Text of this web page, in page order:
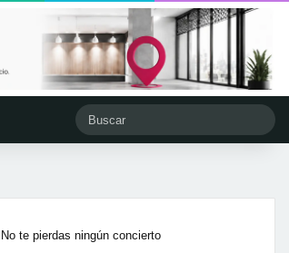
No te pierdas ningún concierto